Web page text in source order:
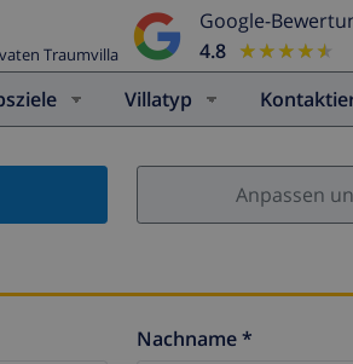
Traumvilla
Google-
4.8
★★★★★
★★★★★
Villatyp
Anpassen
Nachname *